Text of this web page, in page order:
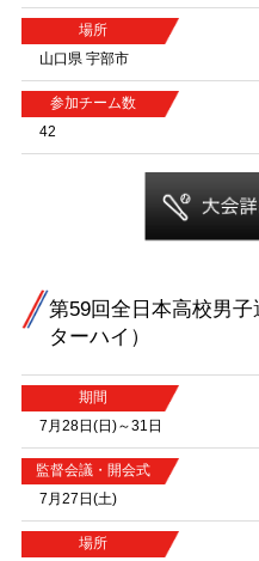
場所
山口県 宇部市
参加チーム数
42
第59回全日本高校男
ターハイ）
期間
7月28日(日)～31日
監督会議・開会式
7月27日(土)
場所